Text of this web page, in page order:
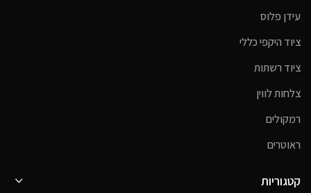
עידן פלוס
ציוד היקפי כללי
ציוד רשתות
צלחות לווין
רמקולים
ראוטרים
קטגוריות